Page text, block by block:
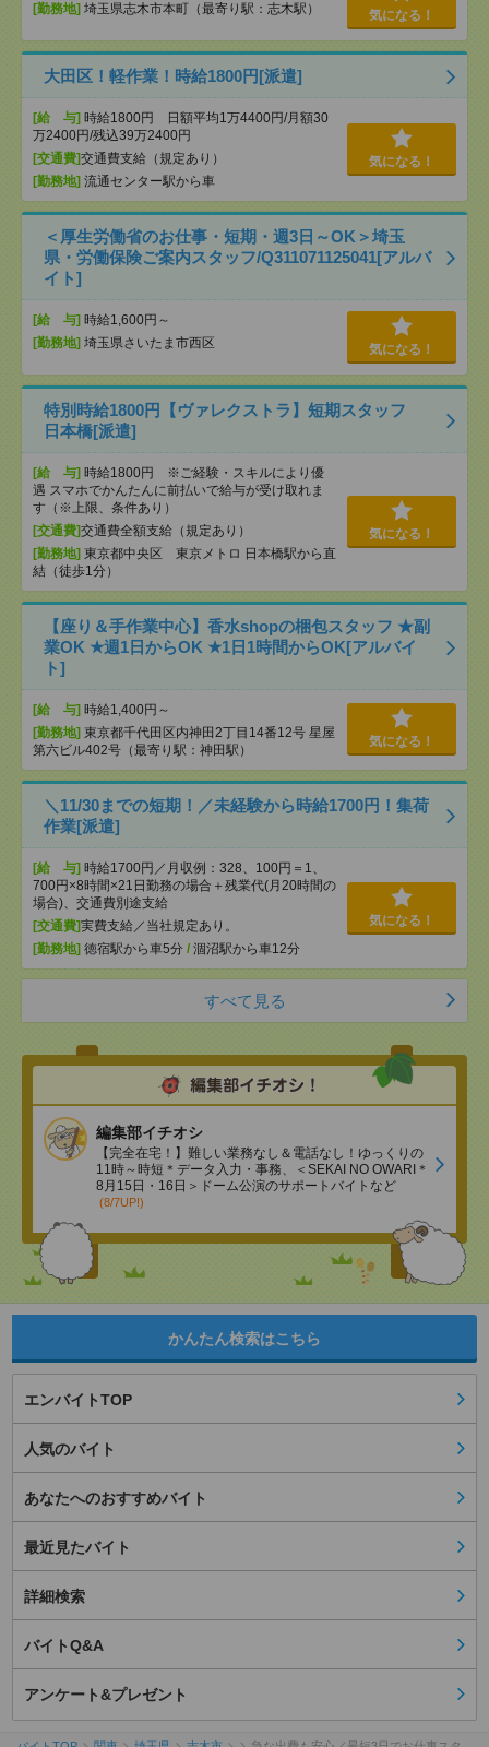
[勤務地] 埼玉県志木市本町（最寄り駅：志木駅） 気になる！
大田区！軽作業！時給1800円[派遣]
[給 与] 時給1800円 日額平均1万4400円/月額30
万2400円/残込39万2400円
[交通費]交通費支給（規定あり）
[勤務地] 流通センター駅から車
気になる！
＜厚生労働省のお仕事・短期・週3日～OK＞埼玉
県・労働保険ご案内スタッフ/Q311071125041[アルバ
イト]
[給 与] 時給1,600円～
[勤務地] 埼玉県さいたま市西区 気になる！
特別時給1800円【ヴァレクストラ】短期スタッフ
日本橋[派遣]
[給 与] 時給1800円 ※ご経験・スキルにより優
遇 スマホでかんたんに前払いで給与が受け取れま
す（※上限、条件あり）
[交通費]交通費全額支給（規定あり）
[勤務地] 東京都中央区 東京メトロ 日本橋駅から直
結（徒歩1分）
気になる！
【座り＆手作業中心】香水shopの梱包スタッフ ★副
業OK ★週1日からOK ★1日1時間からOK[アルバイ
ト]
[給 与] 時給1,400円～
[勤務地] 東京都千代田区内神田2丁目14番12号 星屋
第六ビル402号（最寄り駅：神田駅）
気になる！
＼11/30までの短期！／未経験から時給1700円！集荷
作業[派遣]
[給 与] 時給1700円／月収例：328、100円＝1、
700円×8時間×21日勤務の場合＋残業代(月20時間の
場合)、交通費別途支給
[交通費]実費支給／当社規定あり。
[勤務地] 徳宿駅から車5分 / 涸沼駅から車12分
気になる！
すべて見る
編集部イチオシ
【完全在宅！】難しい業務なし＆電話なし！ゆっくりの
11時～時短＊データ入力・事務、＜SEKAI NO OWARI＊
8月15日・16日＞ドーム公演のサポートバイトなど
(8/7UP!)
かんたん検索はこちら
エンバイトTOP
人気のバイト
あなたへのおすすめバイト
最近見たバイト
詳細検索
バイトQ&A
アンケート&プレゼント